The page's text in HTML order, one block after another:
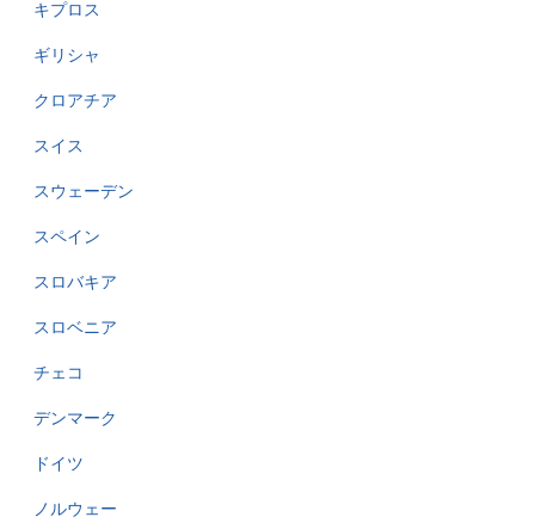
キプロス
ギリシャ
クロアチア
スイス
スウェーデン
スペイン
スロバキア
スロベニア
チェコ
デンマーク
ドイツ
ノルウェー